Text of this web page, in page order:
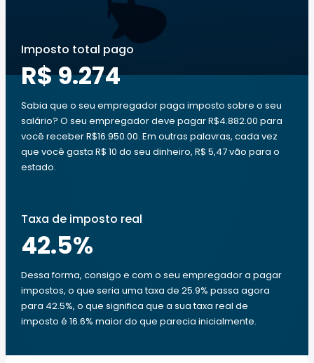
Imposto total pago
R$ 9.274
Sabia que o seu empregador paga imposto sobre o seu
salário? O seu empregador deve pagar R$4.882.00 para
você receber R$16.950.00. Em outras palavras, cada vez
que você gasta R$ 10 do seu dinheiro, R$ 5,47 vão para o
estado.
Taxa de imposto real
42.5%
Dessa forma, consigo e com o seu empregador a pagar
impostos, o que seria uma taxa de 25.9% passa agora
para 42.5%, o que significa que a sua taxa real de
imposto é 16.6% maior do que parecia inicialmente.